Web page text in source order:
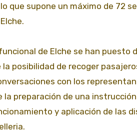
que supone un máximo de 72
de Elche se han
la posibilidad de recoger
con los
la preparación de una
y aplicación de las